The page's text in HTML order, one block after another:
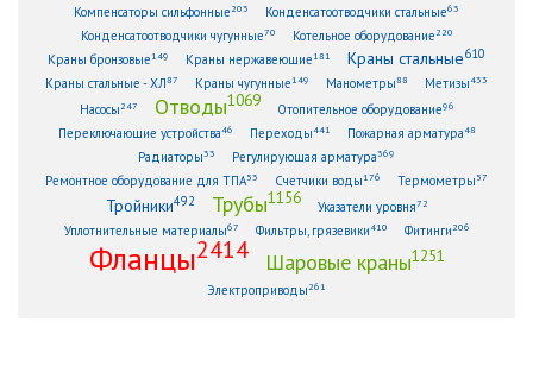
Компенсаторы сильфонные 203 Конденсатоотводчики стальные63
Конденсатоотводчики чугунные70 Котельное оборудование 220
Краны бронзовые149 Краны нержавеющие181 Краны стальные610
Краны стальные - ХЛ87 Краны чугунные149 Манометры88 Метизы433
Насосы 247 Отводы1069 Отопительное оборудование96
Переключающие устройства46 Переходы441 Пожарная арматура48
Радиаторы33 Регулирующая арматура369
Ремонтное оборудование для ТПА53 Счетчики воды176 Термометры 57
Тройники492 Трубы1156 Указатели уровня72
Уплотнительные материалы67 Фильтры, грязевики410 Фитинги 206
Фланцы2414 Шаровые краны1251
Электроприводы 261